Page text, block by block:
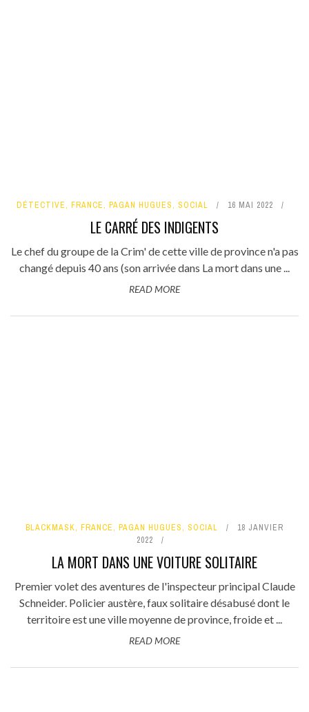
DÉTECTIVE, FRANCE, PAGAN HUGUES, SOCIAL 16 MAI 2022
LE CARRÉ DES INDIGENTS
Le chef du groupe de la Crim' de cette ville de province n'a pas
changé depuis 40 ans (son arrivée dans La mort dans une ...
READ MORE
BLACKMASK, FRANCE, PAGAN HUGUES, SOCIAL
18 JANVIER
2022
LA MORT DANS UNE VOITURE SOLITAIRE
Premier volet des aventures de l'inspecteur principal Claude
Schneider. Policier austère, faux solitaire désabusé dont le
territoire est une ville moyenne de province, froide et ...
READ MORE